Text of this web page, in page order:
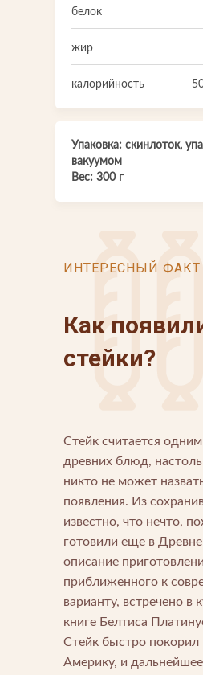
белок
жир
калорийность
Упаковка: скинлоток,
вакуумом
Вес: 300 г
ИНТЕРЕСНЫЙ ФАКТ
Как
стейки?
Стeйк считается
древних блюд,
никто не может
появления. Из
известно, что нечто,
готовили еще в
описание
приближенного к
варианту, встречено в
книге Белтиса
Стeйк быстро покорил
Америку, и
Напишите нам
Напишите нам
Мы открыты для любых
Подпишитесь на
Мы будем присылать вам